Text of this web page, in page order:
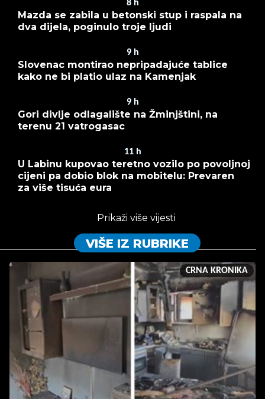
8 h
Mazda se zabila u betonski stup i raspala na
dva dijela, poginulo troje ljudi
9 h
Slovenac montirao nepripadajuće tablice
kako ne bi platio ulaz na Kamenjak
9 h
Gori divlje odlagalište na Žminjštini, na
terenu 21 vatrogasac
11 h
U Labinu kupovao teretno vozilo po povoljnoj
cijeni pa dobio blok na mobitelu: Prevaren
za više tisuća eura
Prikaži više vijesti
VIŠE IZ RUBRIKE
CRNA KRONIKA